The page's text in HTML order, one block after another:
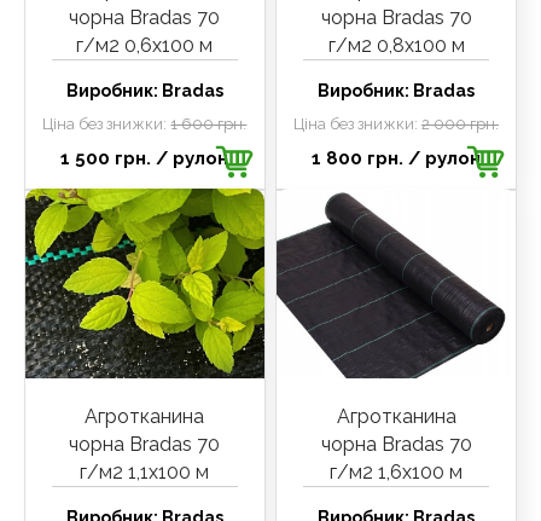
чорна Bradas 70
г/м2 0,6х100 м
Виробник: Bradas
Ціна без знижки:1 600 грн.
1 500 грн. / рулон
чорна Bradas 70
г/м2 0,8х100 м
Виробник: Bradas
Ціна без знижки:2 000 грн.
1 800 грн. / рулон
Агротканина
чорна Bradas 70
г/м2 1,1х100 м
Агротканина
чорна Bradas 70
г/м2 1,6х100 м